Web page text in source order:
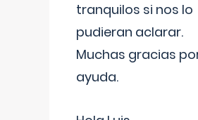
tranquilos si nos lo
pudieran aclarar.
Muchas gracias
ayuda.